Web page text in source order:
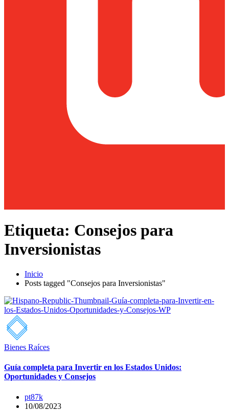
Etiqueta: Consejos para
Inversionistas
Inicio
Posts tagged "Consejos para Inversionistas"
Bienes Raíces
Guía completa para Invertir en los Estados Unidos:
Oportunidades y Consejos
pt87k
10/08/2023